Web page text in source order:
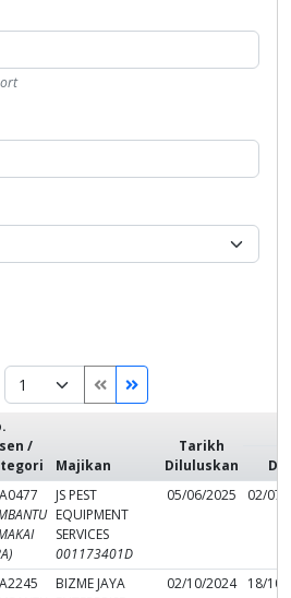
/
Majikan
Tarikh
Diluluskan
JS PEST
EQUIPMENT
SERVICES
001173401D
05/06/2025 02/07/
BIZME JAYA
02/10/2024 18/10/